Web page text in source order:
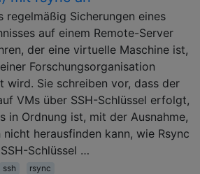
regelmäßig Sicherungen eines
auf einem Remote-Server
der eine virtuelle Maschine ist,
Forschungsorganisation
wird. Sie schreiben vor, dass der
VMs über SSH-Schlüssel erfolgt,
in Ordnung ist, mit der Ausnahme,
nicht herausfinden kann, wie Rsync
Schlüssel …
ssh rsync